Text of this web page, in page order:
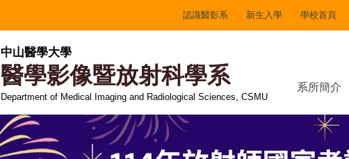
中山醫學大學
醫學影像暨放射科學系
Department of Medical Imaging and Radiological Sciences, CSMU
系所簡介
認識醫影系 新生入學 學校首頁